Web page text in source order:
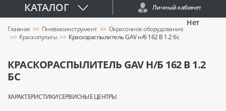
Нет
КАТАЛОГ Личный кабинет
Главная Пневмоинструмент
Окрасочное оборудование
Краскопульты
Краскораспылитель GAV н/б 162 В 1.2 бс
КРАСКОРАСПЫЛИТЕЛЬ GAV Н/Б 162 В 1.2
БС
ХАРАКТЕРИСТИКИСЕРВИСНЫЕ ЦЕНТРЫ